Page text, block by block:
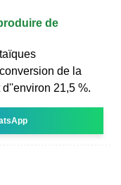
de
de la
21,5 %.